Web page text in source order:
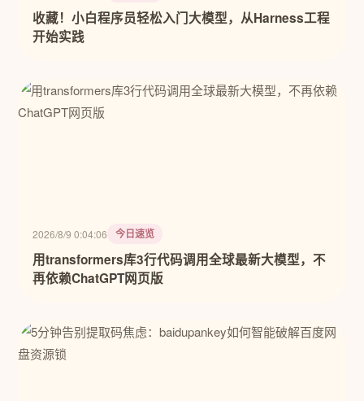
收藏！小白程序员轻松入门大模型，从Harness工程
开始实践
2026/8/9 0:04:06 今日速览
用transformers库3行代码调用全球最新大模型，不
再依赖ChatGPT网页版